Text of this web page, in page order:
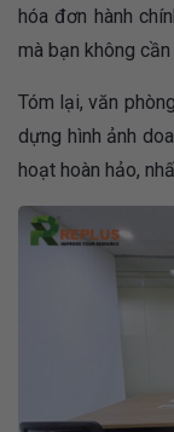
hóa đơn hành
mà bạn không
Tóm lại, văn
dựng hình ảnh
hoạt hoàn hảo,